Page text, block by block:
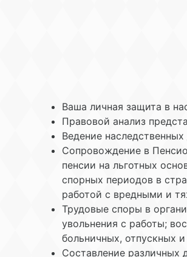
Ваша личная защита в
Правовой анализ
Ведение
Сопровождение в
пенсии на льготных
спорных периодов в
работой с вредными и
Трудовые споры в
увольнения с работы;
больничных, отпускных
Составление различных